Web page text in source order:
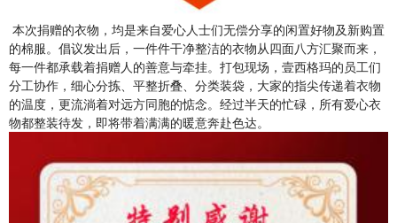
本次捐赠的衣物，均是来自爱心人士们无偿分享的闲置好物及新购置
的棉服。倡议发出后，一件件干净整洁的衣物从四面八方汇聚而来，
每一件都承载着捐赠人的善意与牵挂。打包现场， 壹西格玛的 员工们
分工协作，细心分拣、平整折叠、分类装袋，大家的指尖传递着衣物
的温度，更流淌着对远方同胞的惦念。经过半天的忙碌，所有爱心衣
物都整装待发，即将带着满满的暖意奔赴色达。